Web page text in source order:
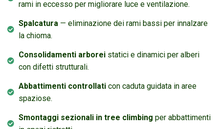
rami in eccesso per migliorare luce e ventilazione.
Spalcatura— eliminazione dei rami bassi per innalzare
la chioma.
Consolidamenti arboreistatici e dinamici per alberi
con difetti strutturali.
Abbattimenti controllaticon caduta guidata in aree
spaziose.
Smontaggi sezionali in tree climbing per abbattimenti